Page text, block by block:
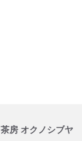
茶房 オクノシブヤ